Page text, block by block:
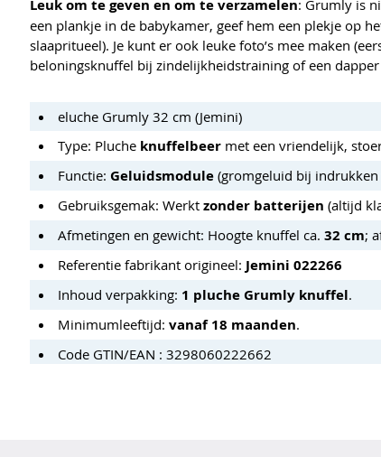
Leuk om te geven en om te verzamelen: Grumly is
een plankje in de babykamer, geef hem een plekje op
slaapritueel). Je kunt er ook leuke foto’s mee maken
beloningsknuffel bij zindelijkheidstraining of een
eluche Grumly 32 cm (Jemini)
Type: Pluche knuffelbeer met een vriendelijk,
Functie: Geluidsmodule (gromgeluid bij
Gebruiksgemak: Werkt zonder batterijen (altijd
Afmetingen en gewicht: Hoogte knuffel ca. 32 cm;
Referentie fabrikant origineel: Jemini 022266
Inhoud verpakking: 1 pluche Grumly knuffel.
Minimumleeftijd: vanaf 18 maanden.
Code GTIN/EAN : 3298060222662